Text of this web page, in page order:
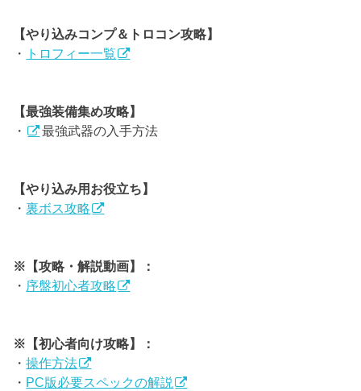
【やり込みコンプ＆トロコン攻略】
・
トロフィー一覧
【最強装備集め攻略】
・
最強武器の入手方法
【やり込み用お役立ち】
・裏ボス攻略
※【攻略・解説動画】：
・ 序盤初心者攻略
※【初心者向け攻略】：
・操作方法
・ PC版必要スペックの解説